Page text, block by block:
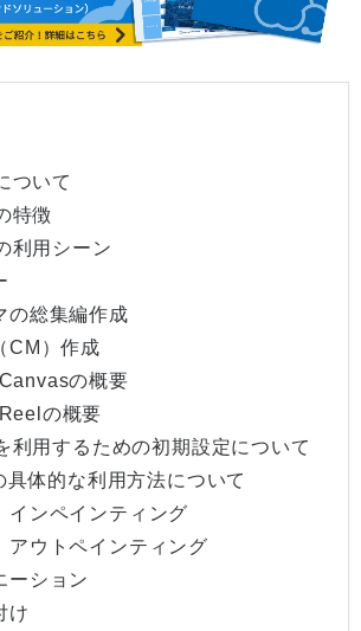
ついて
特徴
利用シーン
の総集編作成
CM）作成
の概要
の概要
利用するための初期設定について
体的な利用方法について
インペインティング
アウトペインティング
ーション
け